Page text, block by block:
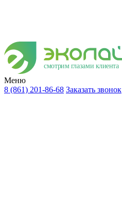
смотрим глазами клиента
Меню
8 (861) 201-86-68 Заказать звонок